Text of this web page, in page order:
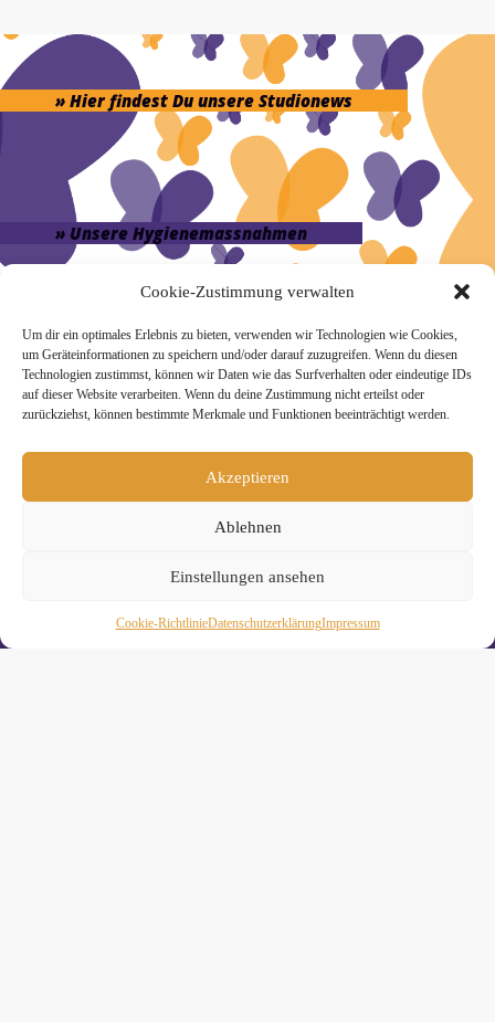
Cookie-Zustimmung verwalten
Um dir ein optimales Erlebnis zu bieten, verwenden wir Technologien wie Cookies,
um Geräteinformationen zu speichern und/oder darauf zuzugreifen. Wenn du diesen
Technologien zustimmst, können wir Daten wie das Surfverhalten oder eindeutige IDs
auf dieser Website verarbeiten. Wenn du deine Zustimmung nicht erteilst oder
zurückziehst, können bestimmte Merkmale und Funktionen beeinträchtigt werden.
Akzeptieren
Ablehnen
Einstellungen ansehen
Cookie-RichtlinieDaten­schutz­erklä­rungImpressum
» Hier findest Du unsere Studionews
» Unsere Hygienemassnahmen
Melde Dich hier zum Yogimotion Newsletter an:
Wenn Du magst, schicke ich Dir ungefähr monatlich Infos zu
aktuellen Kursen und Workshops bei Yogimotion. Du kannst
Datenschutzerklärung